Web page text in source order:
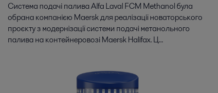
Система подачі палива Alfa Laval FCM Methanol була
обрана компанією Maersk для реалізації новаторського
проєкту з модернізації системи подачі метанольного
палива на контейнеровозі Maersk Halifax. Ц...